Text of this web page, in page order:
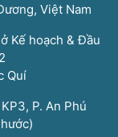
Việt Nam
Kế hoạch & Đầu
Quí
P. An Phú